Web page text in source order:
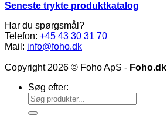
Seneste trykte produktkatalog
Har du spørgsmål?
Telefon: +45 43 30 31 70
Mail: info@foho.dk
Copyright 2026 © Foho ApS - Foho.dk
Søg efter: